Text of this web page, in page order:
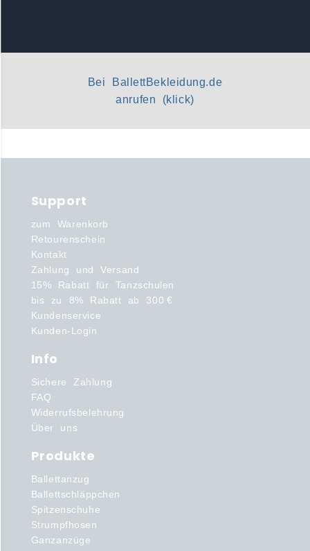
Bei BallettBekleidung.de
anrufen (klick)
Support
zum Warenkorb
Retourenschein
Kontakt
Zahlung und Versand
15% Rabatt für Tanzschulen
bis zu 8% Rabatt ab 300 €
Kundenservice
Kunden-Login
Info
Sichere Zahlung
FAQ
Widerrufsbelehrung
Über uns
Produkte
Ballettanzug
Ballettschläppchen
Spitzenschuhe
Strumpfhosen
Ganzanzüge